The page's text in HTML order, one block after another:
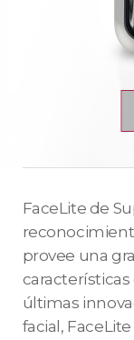
FaceLite de
provee una
últimas
facial,